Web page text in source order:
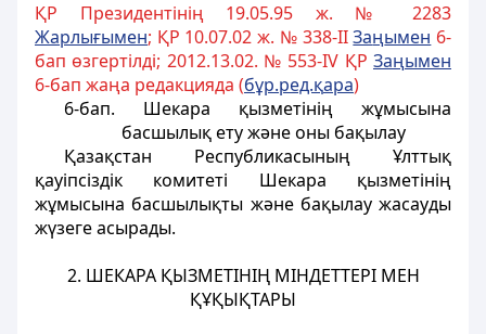
ҚР Президентінің 19.05.95 ж. № 2283
Жарлығымен; ҚР 10.07.02 ж. № 338-IIЗаңымен 6-
бап өзгертілді; 2012.13.02. № 553-IV ҚР Заңымен
6-бап жаңа редакцияда (бұр.ред.қара)
6-бап. Шекара қызметiнiң жұмысына
басшылық ету және оны бақылау
Қазақстан Республикасының Ұлттық
қауiпсiздiк комитетi Шекара қызметiнiң
жұмысына басшылықты және бақылау жасауды
жүзеге асырады.
2. ШЕКАРА ҚЫЗМЕТIНIҢ МIНДЕТТЕРI МЕН
ҚҰҚЫҚТАРЫ